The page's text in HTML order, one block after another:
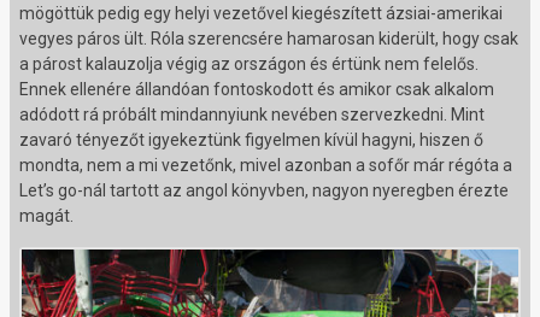
mögöttük pedig egy helyi vezetővel kiegészített ázsiai-amerikai
vegyes páros ült. Róla szerencsére hamarosan kiderült, hogy csak
a párost kalauzolja végig az országon és értünk nem felelős.
Ennek ellenére állandóan fontoskodott és amikor csak alkalom
adódott rá próbált mindannyiunk nevében szervezkedni. Mint
zavaró tényezőt igyekeztünk figyelmen kívül hagyni, hiszen ő
mondta, nem a mi vezetőnk, mivel azonban a sofőr már régóta a
Let’s go-nál tartott az angol könyvben, nagyon nyeregben érezte
magát.